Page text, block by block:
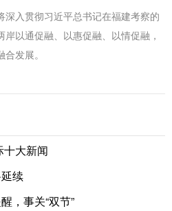
深入贯彻习近平总书记在福建考察的
以通促融、以惠促融、以情促融，
发展。
十大新闻
续
，事关“双节”